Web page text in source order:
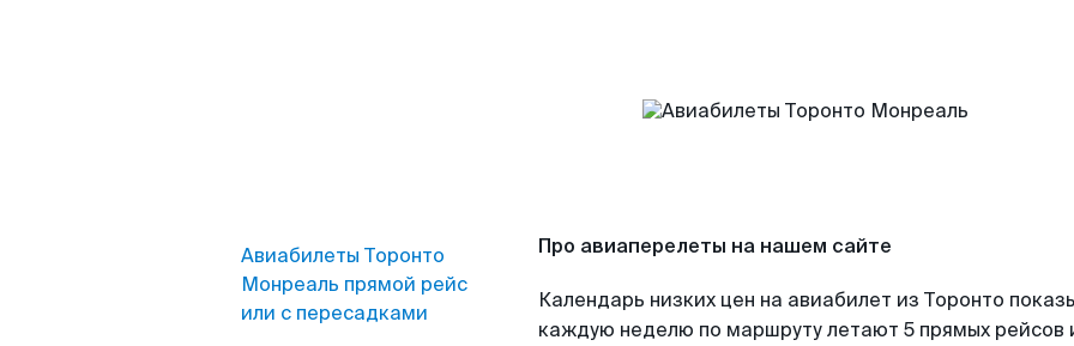
Авиабилеты Торонто
Монреаль прямой рейс
или с пересадками
Про авиаперелеты на нашем сайте
Календарь низких цен на авиабилет из Торонто
каждую неделю по маршруту летают 5 прямых рейсов